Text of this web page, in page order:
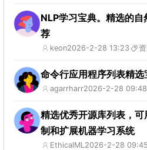
NLP学习宝典。精选的
荐
keon2026-2-28 13:23
命令行应用程序列表精选
agarrharr2026-2-28 09:48
精选优秀开源库列表，
制和扩展机器学习系统
EthicalML2026-2-28 09:45